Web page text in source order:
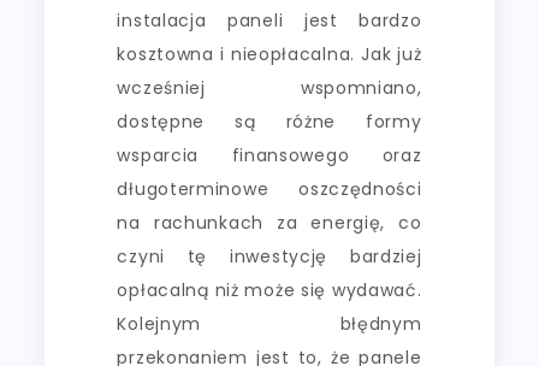
instalacja paneli jest bardzo
kosztowna i nieopłacalna. Jak już
wcześniej wspomniano,
dostępne są różne formy
wsparcia finansowego oraz
długoterminowe oszczędności
na rachunkach za energię, co
czyni tę inwestycję bardziej
opłacalną niż może się wydawać.
Kolejnym błędnym
przekonaniem jest to, że panele